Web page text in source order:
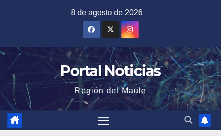
8 de agosto de 2026
Portal Noticias
Región del Maule